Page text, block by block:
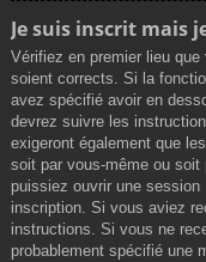
Je suis inscrit mais
Vérifiez en premier lieu
soient corrects. Si la
avez spécifié avoir en
devrez suivre les
exigeront également que
soit par vous-même ou soit
puissiez ouvrir une
inscription. Si vous aviez
instructions. Si vous ne
probablement spécifié une